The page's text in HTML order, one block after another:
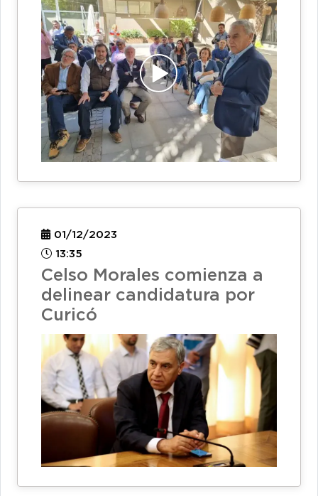
01/12/2023
13:35
Celso Morales comienza a
delinear candidatura por
Curicó